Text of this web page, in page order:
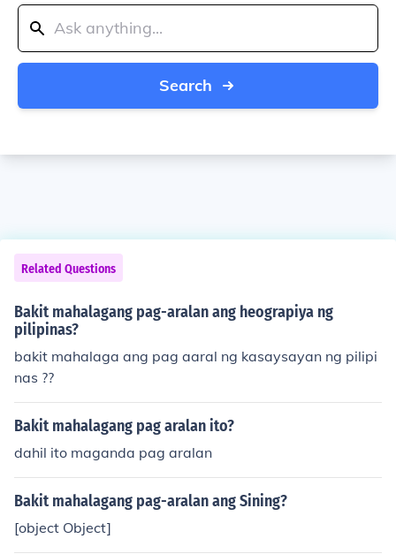
Search
Related Questions
Bakit mahalagang pag-aralan ang heograpiya ng
pilipinas?
bakit mahalaga ang pag aaral ng kasaysayan ng pilipi
nas ??
Bakit mahalagang pag aralan ito?
dahil ito maganda pag aralan
Bakit mahalagang pag-aralan ang Sining?
[object Object]